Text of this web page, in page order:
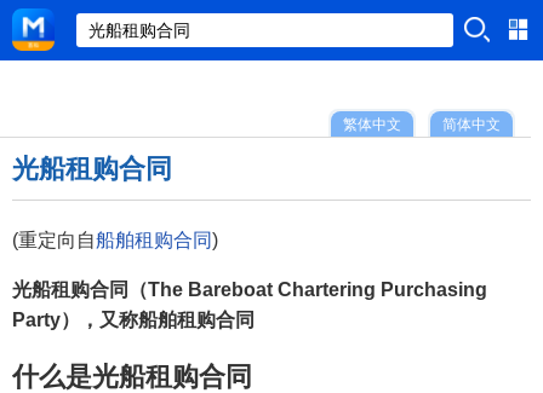
简体中文
繁体中文
光船租购合同
(重定向自船舶租购合同)
光船租购合同（The Bareboat Chartering Purchasing
Party），又称船舶租购合同
什么是光船租购合同